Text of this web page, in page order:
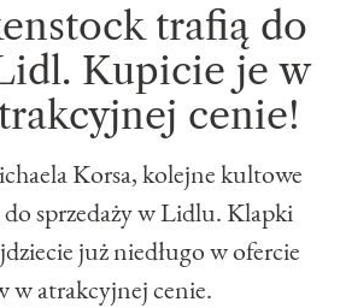
trafią do
Kupicie je w
cenie!
Korsa, kolejne kultowe
sprzedaży w Lidlu. Klapki
już niedługo w ofercie
w atrakcyjnej cenie.